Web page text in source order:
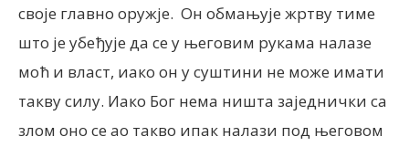
своје главно оружје. Он обмањује жртву тиме
што је убеђује да се у његовим рукама налазе
моћ и власт, иако он у суштини не може имати
такву силу. Иако Бог нема ништа заједнички са
злом оно се ао такво ипак налази под његовом